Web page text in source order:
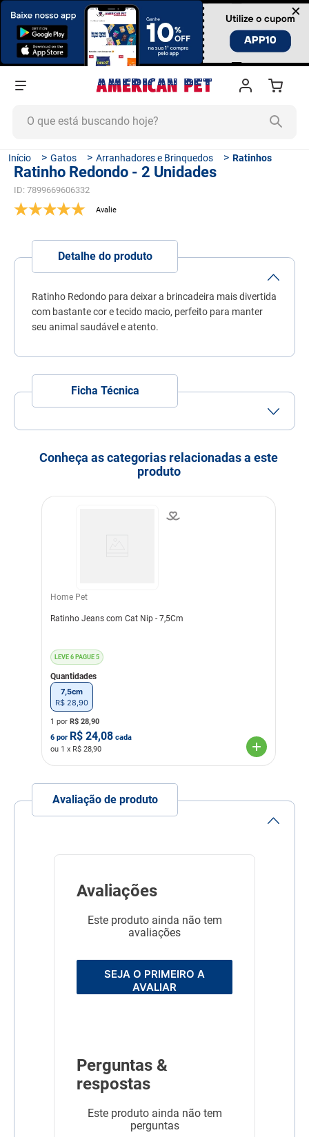
×
Gatos Arranhadores e Brinquedos Ratinhos
Ratinho Redondo - 2 Unidades
ID: 7899669606332
Detalhe do produto
Ratinho Redondo para deixar a brincadeira mais divertida
com bastante cor e tecido macio, perfeito para manter
seu animal saudável e atento.
Ficha Técnica
Gatos
Modo de uso
Recomendamos a
supervisão do animal
enquanto ele brinca.
Mordedura
Composição
Conheça as categorias relacionadas a este
produto
Home Pet
Ratinho Jeans com Cat Nip - 7,5Cm
LEVE 6 PAGUE 5
Quantidades
7,5cm
R$ 28 90
1 por R$ 28,90
6 por R$ 24,08 cada
ou 1 x R$ 28,90
Avaliação de produto
Avaliações
Este produto ainda não tem
avaliações
SEJA O PRIMEIRO A
AVALIAR
Perguntas &
respostas
Este produto ainda não tem
perguntas
TERMOS MAIS BUSCADOS
1º
ração cachorro
areia
5º
ração
6º
fórmula natural
7º
quatree
ração premier